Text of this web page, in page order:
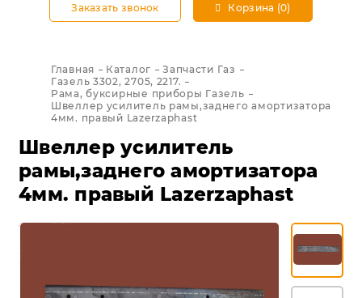
Заказать звонок Корзина (0)
Главная Каталог
Запчасти Газ
Газель 3302, 2705, 2217.
Рама, буксирные приборы Газель
Швеллер усилитель рамы,заднего амортизатора
4мм. правый Lazerzaphast
Швеллер усилитель
рамы,заднего амортизатора
4мм. правый Lazerzaphast